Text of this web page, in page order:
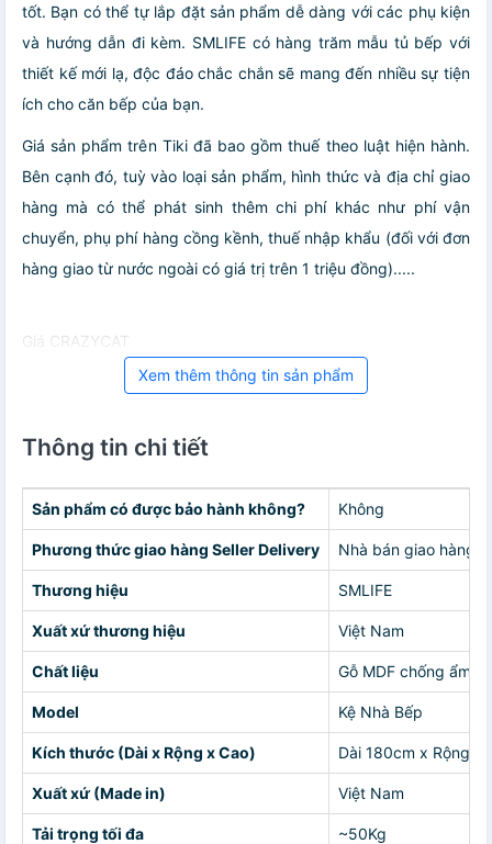
tốt. Bạn có thể tự lắp đặt sản phẩm dễ dàng với các phụ kiện
và hướng dẫn đi kèm. SMLIFE có hàng trăm mẫu tủ bếp với
thiết kế mới lạ, độc đáo chắc chắn sẽ mang đến nhiều sự tiện
ích cho căn bếp của bạn.
Giá sản phẩm trên Tiki đã bao gồm thuế theo luật hiện hành.
Bên cạnh đó, tuỳ vào loại sản phẩm, hình thức và địa chỉ giao
hàng mà có thể phát sinh thêm chi phí khác như phí vận
chuyển, phụ phí hàng cồng kềnh, thuế nhập khẩu (đối với đơn
hàng giao từ nước ngoài có giá trị trên 1 triệu đồng).....
Giá CRAZYCAT
Xem thêm thông tin sản phẩm
Thông tin chi tiết
Sản phẩm có được bảo hành không? Không
Phương thức giao hàng Seller Delivery Nhà bán giao hàng
Thương hiệu SMLIFE
Xuất xứ thương hiệu Việt Nam
Chất liệu Gỗ MDF chống ẩm
Model Kệ Nhà Bếp
Kích thước (Dài x Rộng x Cao) Dài 180cm x Rộng
Xuất xứ (Made in) Việt Nam
Tải trọng tối đa ~50Kg